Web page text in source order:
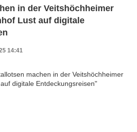
in der Veitshöchheimer
Lust auf digitale
14:41